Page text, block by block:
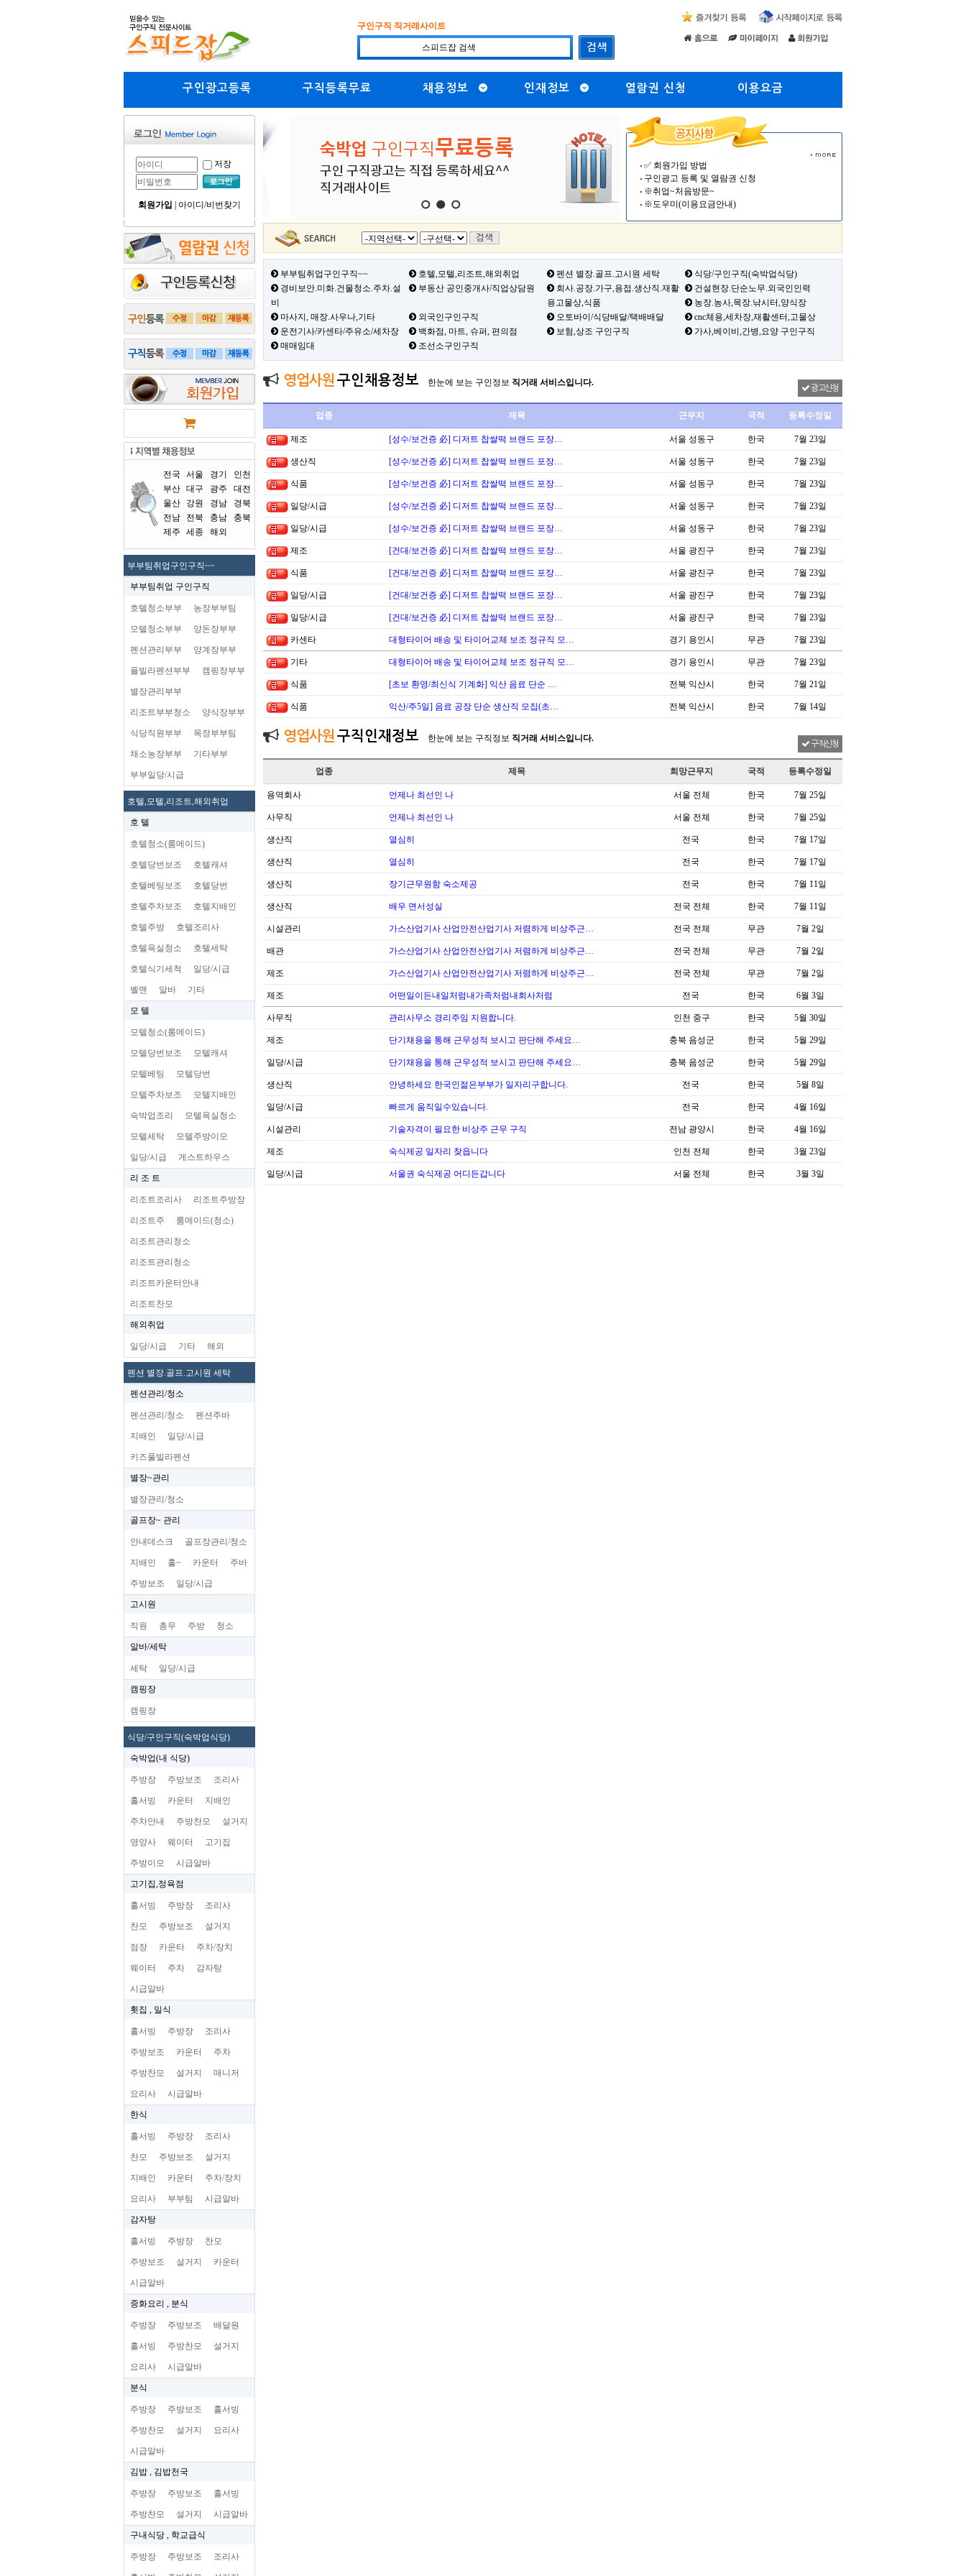
구인구직 직거래사이트
구인광고등록 구직등록무료 채용정보 인재정보 열람권 신청 이용요금
저장
회원가입 아이디/비번찾기
전국 서울 경기
인천
부산 대구 광주
대전
울산
강원 경남
경북
전남
전북 충남
충북
제주
세종 해외
부부팀취업구인구직~~
부부팀취업 구인구직
호텔청소부부 농장부부팀
모텔청소부부 양돈장부부
펜션관리부부 양계장부부
플빌라펜션부부 캠핑장부부
별장관리부부
리조트부부청소 양식장부부
식당직원부부 목장부부팀
채소농장부부 기타부부
부부일당/시급
호텔,모텔,리조트,해외취업
호 텔
호텔청소(룸메이드)
호텔당번보조 호텔캐셔
호텔베팅보조 호텔당번
호텔주차보조 호텔지배인
호텔주방 호텔조리사
호텔욕실청소 호텔세탁
호텔식기세척 일당/시급
벨맨 알바 기타
모 텔
모텔청소(룸메이드)
모텔당번보조 모텔캐셔
모텔베팅 모텔당번
모텔주차보조 모텔지배인
숙박업조리 모텔욕실청소
모텔세탁 모텔주방이모
일당/시급 게스트하우스
리 조 트
리조트조리사 리조트주방장
리조트주 룸메이드(청소)
리조트관리청소
리조트관리청소
리조트카운터안내
리조트찬모
해외취업
일당/시급 기타 해외
펜션 별장.골프.고시원 세탁
펜션관리/청소
펜션관리/청소 펜션주바
지배인 일당/시급
키즈풀빌라펜션
별장~관리
별장관리/청소
골프장~ 관리
안내데스크 골프장관리/청소
지배인 홀~ 카운터 주바
주방보조 일당/시급
고시원
직원 총무 주방 청소
알바/세탁
세탁 일당/시급
캠핑장
캠핑장
식당/구인구직(숙박업식당)
숙박업(내 식당)
주방장 주방보조 조리사
홀서빙 카운터 지배인
주차안내 주방찬모 설거지
영양사 웨이터 고기집
주방이모 시급알바
고기집,정육점
홀서빙 주방장 조리사
찬모 주방보조 설거지
점장 카운타 주차/장치
웨이터 주차 감자탕
시급알바
횟집 , 일식
홀서빙 주방장 조리사
주방보조 카운터 주차
주방찬모 설거지 매니저
요리사 시급알바
한식
홀서빙 주방장 조리사
찬모 주방보조 설거지
지배인 카운터 주차/장치
요리사 부부팀 시급알바
감자탕
홀서빙 주방장 찬모
주방보조 설거지 카운터
시급알바
중화요리 , 분식
주방장 주방보조 배달원
홀서빙 주방찬모 설거지
요리사 시급알바
분식
주방장 주방보조 홀서빙
주방찬모 설거지 요리사
시급알바
김밥 , 김밥천국
주방장 주방보조 홀서빙
주방찬모 설거지 시급알바
구내식당 , 학교급식
주방장 주방보조 조리사
✅ 회원가입 방법
구인광고 등록 및 열람권 신청
※취업~처음방문~
※도우미(이용요금안내)
부부팀취업구인구직~~ 호텔,모텔,리조트,해외취업 펜션 별장.골프.고시원 세탁
식당/구인구직(숙박업식당)
경비보안.미화.건물청소.주차.설
비
부동산 공인중개사/직업상담원
회사.공장.가구,용접.생산직.재활
용고물상,식품
건설현장.단순노무.외국인인력
농장.농사,목장.낚시터,양식장
마사지, 매장.사우나,기타
외국인구인구직 오토바이/식당배달/택배배달
cnc체용,세차장,재활센터,고물상
운전기사/카센타/주유소/세차장
백화점, 마트, 슈퍼, 편의점 보험,상조 구인구직
가사,베이비,간병,요양 구인구직
매매임대
조선소구인구직
영업사원 구인채용정보 한눈에 보는 구인정보 직거래 서비스입니다.
광고신청
업종 제목 근무지 국적 등록수정일
제조 [성수/보건증 必] 디저트 찹쌀떡 브랜드 포장… 서울 성동구 한국 7월 23일
생산직 [성수/보건증 必] 디저트 찹쌀떡 브랜드 포장… 서울 성동구 한국 7월 23일
식품 [성수/보건증 必] 디저트 찹쌀떡 브랜드 포장… 서울 성동구 한국 7월 23일
일당/시급 [성수/보건증 必] 디저트 찹쌀떡 브랜드 포장… 서울 성동구 한국 7월 23일
일당/시급 [성수/보건증 必] 디저트 찹쌀떡 브랜드 포장… 서울 성동구 한국 7월 23일
제조 [건대/보건증 必] 디저트 찹쌀떡 브랜드 포장… 서울 광진구 한국 7월 23일
식품 [건대/보건증 必] 디저트 찹쌀떡 브랜드 포장… 서울 광진구 한국 7월 23일
일당/시급 [건대/보건증 必] 디저트 찹쌀떡 브랜드 포장… 서울 광진구 한국 7월 23일
일당/시급 [건대/보건증 必] 디저트 찹쌀떡 브랜드 포장… 서울 광진구 한국 7월 23일
카센타 대형타이어 배송 및 타이어교체 보조 정규직 모… 경기 용인시 무관 7월 23일
기타 대형타이어 배송 및 타이어교체 보조 정규직 모… 경기 용인시 무관 7월 23일
식품 [초보 환영/최신식 기계화] 익산 음료 단순 … 전북 익산시 한국 7월 21일
식품 익산/주5일] 음료 공장 단순 생산직 모집(초… 전북 익산시 한국 7월 14일
영업사원 구직인재정보 한눈에 보는 구직정보 직거래 서비스입니다.
구직신청
업종 제목 희망근무지 국적 등록수정일
용역회사 언제나 최선인 나 서울 전체 한국 7월 25일
사무직 언제나 최선인 나 서울 전체 한국 7월 25일
생산직 열심히 전국 한국 7월 17일
생산직 열심히 전국 한국 7월 17일
생산직 장기근무원함 숙소제공 전국 한국 7월 11일
생산직 배우 면서성실 전국 전체 한국 7월 11일
시설관리 가스산업기사 산업안전산업기사 저렴하게 비상주근… 전국 전체 무관 7월 2일
배관 가스산업기사 산업안전산업기사 저렴하게 비상주근… 전국 전체 무관 7월 2일
제조 가스산업기사 산업안전산업기사 저렴하게 비상주근… 전국 전체 무관 7월 2일
제조 어떤일이든내일처럼내가족처럼내회사처럼 전국 한국 6월 3일
사무직 관리사무소 경리주임 지원합니다. 인천 중구 한국 5월 30일
제조 단기채용을 통해 근무성적 보시고 판단해 주세요… 충북 음성군 한국 5월 29일
일당/시급 단기채용을 통해 근무성적 보시고 판단해 주세요… 충북 음성군 한국 5월 29일
생산직 안녕하세요 한국인젊은부부가 일자리구합니다. 전국 한국 5월 8일
일당/시급 빠르게 움직일수있습니다. 전국 한국 4월 16일
시설관리 기술자격이 필요한 비상주 근무 구직 전남 광양시 한국 4월 16일
제조 숙식제공 일자리 찾읍니다 인천 전체 한국 3월 23일
일당/시급 서울권 숙식제공 어디든갑니다 서울 전체 한국 3월 3일